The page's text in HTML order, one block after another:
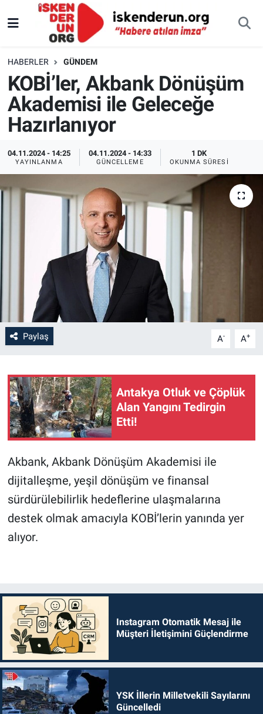
HABERLER GÜNDEM
KOBİ’ler, Akbank Dönüşüm
Akademisi ile Geleceğe
Hazırlanıyor
04.11.2024 - 14:25
YAYINLANMA
04.11.2024 - 14:33
GÜNCELLEME
1 DK
OKUNMA SÜRESI
Paylaş A- A+
Antakya Otluk ve Çöplük
Alan Yangını Tedirgin
Etti!
Akbank, Akbank Dönüşüm Akademisi ile
dijitalleşme, yeşil dönüşüm ve finansal
sürdürülebilirlik hedeflerine ulaşmalarına
destek olmak amacıyla KOBİ’lerin yanında yer
alıyor.
Instagram Otomatik Mesaj ile
Müşteri İletişimini Güçlendirme
YSK İllerin Milletvekili Sayılarını
Güncelledi